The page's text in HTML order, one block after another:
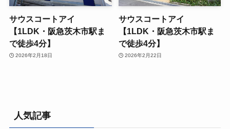
サウスコートアイ
【1LDK・阪急茨木市駅ま
で徒歩4分】
2026年2月18日
サウスコートアイ
【1LDK・阪急茨木市駅ま
で徒歩4分】
2026年2月22日
人気記事